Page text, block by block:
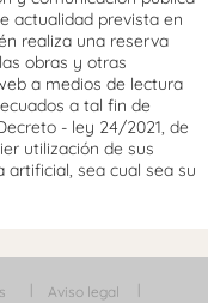
actualidad prevista en
realiza una reserva
obras y otras
a medios de lectura
a tal fin de
- ley 24/2021, de
utilización de sus
sea cual sea su
Aviso legal